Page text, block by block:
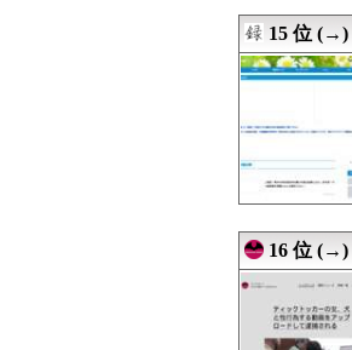
08/07 00:00
15 位 (→)
16 位 (→)